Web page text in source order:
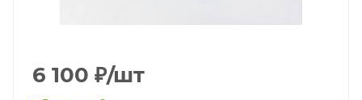
6 100 ₽/шт